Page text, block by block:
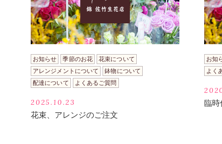
お知らせ 季節のお花
花束について
アレンジメントについて
鉢物について
配達について
よくあるご質問
2025.10.23
花束、アレンジのご注文
お知
よく
臨時